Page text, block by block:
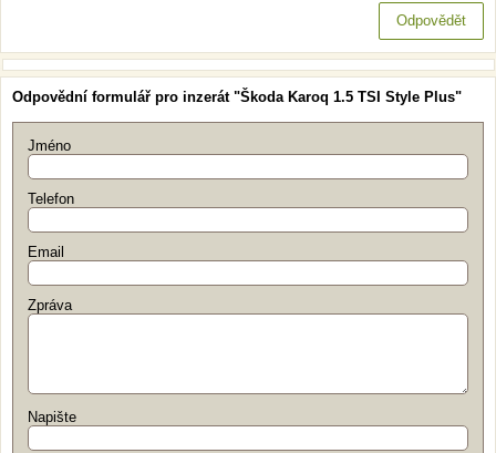
Odpovědět
Odpovědní formulář pro inzerát "Škoda Karoq 1.5 TSI Style Plus"
Jméno
Telefon
Email
Zpráva
Napište